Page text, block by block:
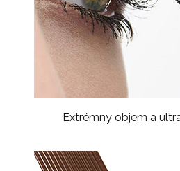
Extrémny objem a